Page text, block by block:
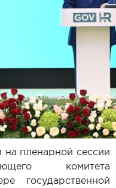
на пленарной сессии
комитета
государственной